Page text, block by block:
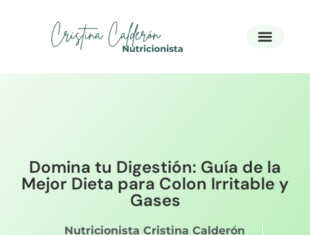
Domina tu Digestión: Guía de la
Mejor Dieta para Colon Irritable y
Gases
Nutricionista Cristina Calderón